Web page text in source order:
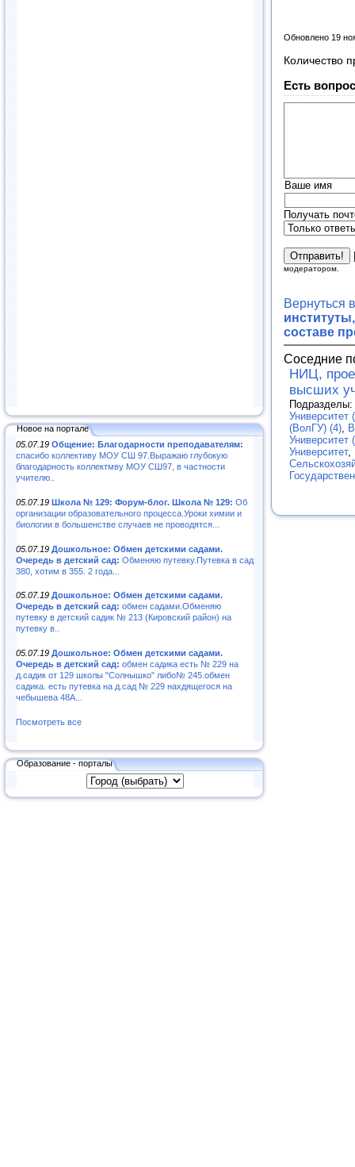
Новое на портале
05.07.19 Общение: Благодарности преподавателям:
спасибо коллективу МОУ СШ 97.Выражаю глубокую
благодарность коллектмву МОУ СШ97, в частности
учителю..
05.07.19 Школа № 129: Форум-блог. Школа № 129: Об
организации образовательного процесса.Уроки химии и
биологии в большенстве случаев не проводятся...
05.07.19 Дошкольное: Обмен детскими садами.
Очередь в детский сад: Обменяю путевку.Путевка в сад
380, хотим в 355. 2 года...
05.07.19 Дошкольное: Обмен детскими садами.
Очередь в детский сад: обмен садами.Обменяю
путевку в детский садик № 213 (Кировский район) на
путевку в..
05.07.19 Дошкольное: Обмен детскими садами.
Очередь в детский сад: обмен садика есть № 229 на
д.садик от 129 школы "Солнышко" либо№ 245.обмен
садика. есть путевка на д.сад № 229 нахдящегося на
чебышева 48А...
Посмотреть все
Образование - порталы
Обновлено 19
Количество
Есть
Ваше имя
Получать
модератором.
Вернуться
составе
Соседние
НИЦ,
высших
Подразделы:
Университет
(ВолГУ) (4)
Университет
Университет,